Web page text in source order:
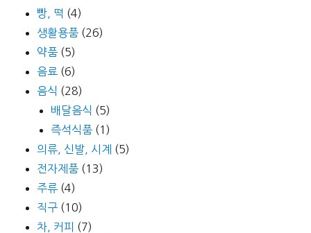
빵, 떡 (4)
생활용품 (26)
약품 (5)
음료 (6)
음식 (28)
배달음식 (5)
즉석식품 (1)
의류, 신발, 시계 (5)
전자제품 (13)
주류 (4)
직구 (10)
차, 커피 (7)